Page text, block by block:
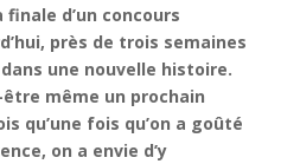
d’un concours
près de trois semaines
une nouvelle histoire.
même un prochain
qu’une fois qu’on a goûté
on a envie d’y